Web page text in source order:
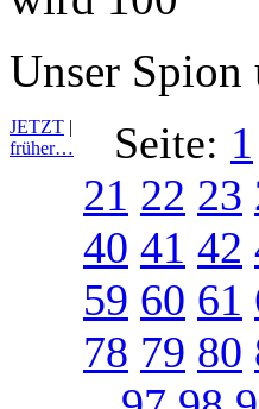
Unser
JETZT |
früher…
Seite: 1
21 22 23
40 41 42
59 60 61
78 79 80